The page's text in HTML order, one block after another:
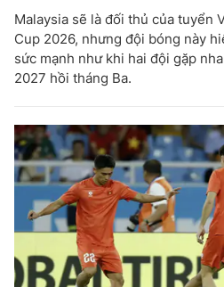
Malaysia sẽ là đối thủ của tuyển
Cup 2026, nhưng đội bóng này
sức mạnh như khi hai đội gặp
2027 hồi tháng Ba.